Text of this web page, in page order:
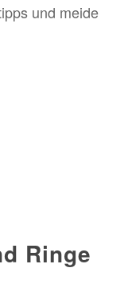
und meide
Ringe